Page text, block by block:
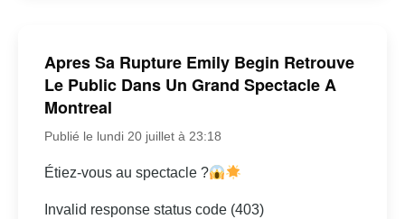
Apres Sa Rupture Emily Begin Retrouve
Le Public Dans Un Grand Spectacle A
Montreal
Publié le lundi 20 juillet à 23:18
Étiez-vous au spectacle ?
Invalid response status code (403)